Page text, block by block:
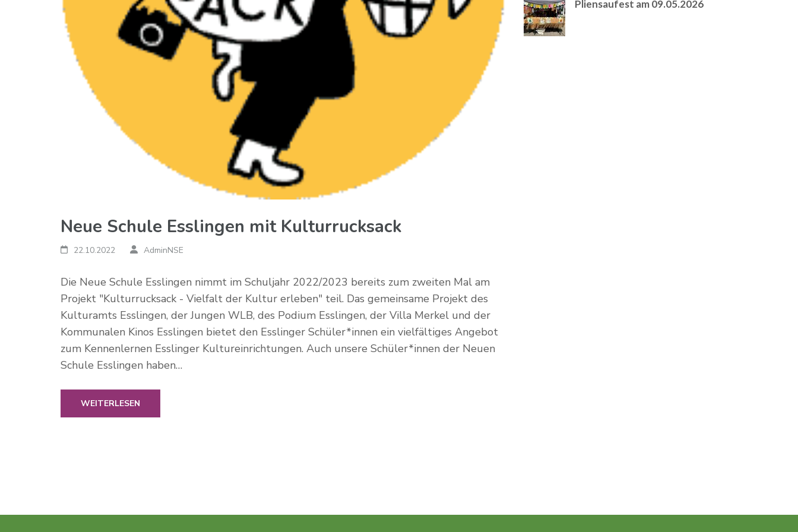
Neue Schule Esslingen mit Kulturrucksack
22.10.2022 AdminNSE
Die Neue Schule Esslingen nimmt im Schuljahr 2022/2023 bereits zum zweiten Mal am
Projekt "Kulturrucksack - Vielfalt der Kultur erleben" teil. Das gemeinsame Projekt des
Kulturamts Esslingen, der Jungen WLB, des Podium Esslingen, der Villa Merkel und der
Kommunalen Kinos Esslingen bietet den Esslinger Schüler*innen ein vielfältiges Angebot
zum Kennenlernen Esslinger Kultureinrichtungen. Auch unsere Schüler*innen der Neuen
Schule Esslingen haben…
WEITERLESEN
Pliensaufest am 09.05.2026